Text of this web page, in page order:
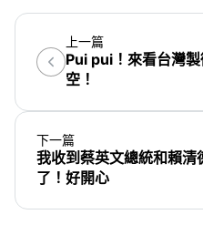
上一篇
Pui pui！來看台灣
空！
下一篇
我收到蔡英文總統和賴清
了！好開心